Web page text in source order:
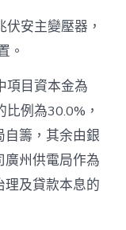
安主變壓器，
。
項目資本金為
例為30.0%，
自籌，其余由銀
州供電局作為
及貸款本息的